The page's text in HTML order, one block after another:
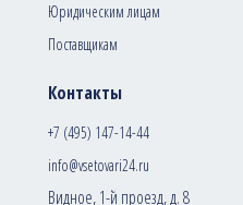
Контакты
+7 (495) 147-14-44
info@vsetovari24.ru
Видное, 1-й проезд, д. 8
Юридическим лицам
Поставщикам